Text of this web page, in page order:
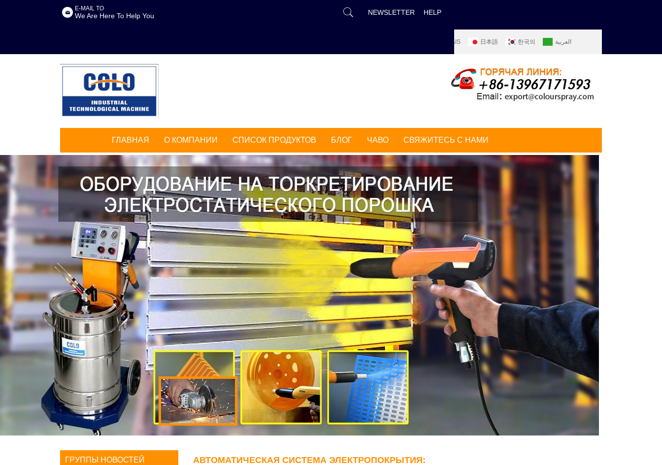
E-MAIL TO
We Are Here To Help You NEWSLETTER HELP
РУССКИЙ
FRANÇAIS 日本語 한국의 العربية
PORTUGUÊS
ГЛАВНАЯ О КОМПАНИИ СПИСОК ПРОДУКТОВ БЛОГ ЧАВО СВЯЖИТЕСЬ С НАМИ
ГРУППЫ НОВОСТЕЙ АВТОМАТИЧЕСКАЯ СИСТЕМА ЭЛЕКТРОПОКРЫТИЯ: